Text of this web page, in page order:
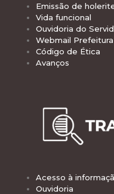
Emissão de
Vida funcional
Ouvidoria do
Webmail Prefeitura
Código de Ética
Avanços
Acesso à
Ouvidoria